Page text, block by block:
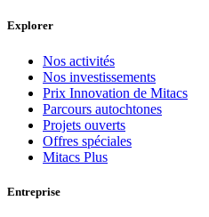
Explorer
Nos activités
Nos investissements
Prix Innovation de Mitacs
Parcours autochtones
Projets ouverts
Offres spéciales
Mitacs Plus
Entreprise